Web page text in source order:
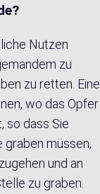
Nutzen
zu
zu retten. Eine
wo das Opfer
so dass Sie
graben müssen,
und an
zu graben.